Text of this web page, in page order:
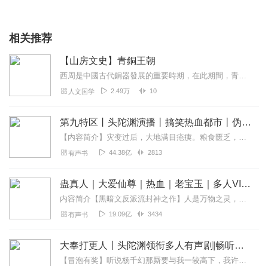
相关推荐
【山房文史】青銅王朝
西周是中國古代銅器發展的重要時期，在此期間，青銅冶鑄技術繼續發展，銅器的數量有較大的增長，但其種類卻有一個較明顯的淘汰和更新過程。西周時期有許多鑄工精湛、造型雄...
人文国学 2.49万 10
第九特区丨头陀渊演播丨搞笑热血都市丨伪戒丨VIP免费多人有声剧
【内容简介】灾变过后，大地满目疮痍。粮食匮乏，资源紧俏，局势混乱……一位从待规划区杀出来的青年，背对着漫天黄沙，孤身来到九区谋生，却不曾想偶然结识三五好友，一念...
有声书 44.38亿 2813
蛊真人｜大爱仙尊｜热血｜老宝玉｜多人VIP免费有声剧
内容简介【黑暗文反派流封神之作】人是万物之灵，蛊是天地真精。一个穿越者不断重生的故事。一个养蛊、炼蛊、用蛊的奇特世界。配音组（男角色）老宝玉旁白...
有声书 19.09亿 3434
大奉打更人丨头陀渊领衔多人有声剧|畅听全集|王鹤棣、田曦薇主演影视剧原著|卖报小郎君
【冒泡有奖】听说杨千幻那厮要与我一较高下，我许七安要开始装叉了！快进入声音播放页戳下方输入框，冒个泡偷偷告诉我，我要用哪些诗词才能胜过他？说得好的，有赏！202...